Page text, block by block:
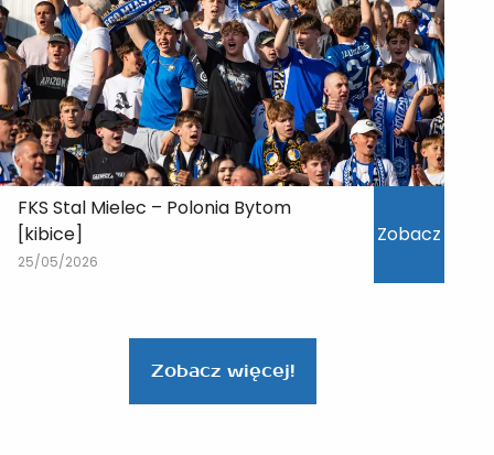
FKS Stal Mielec – Polonia Bytom
[kibice]
25/05/2026
Zobacz
Zobacz więcej!